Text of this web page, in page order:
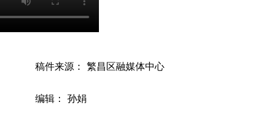
稿件来源： 繁昌区融媒体中心
编辑： 孙娟